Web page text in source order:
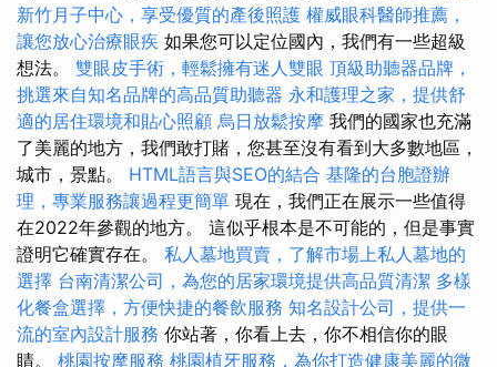
新竹月子中心，享受優質的產後照護 權威眼科醫師推薦，
讓您放心治療眼疾 如果您可以定位國內，我們有一些超級
想法。 雙眼皮手術，輕鬆擁有迷人雙眼 頂級助聽器品牌，
挑選來自知名品牌的高品質助聽器 永和護理之家，提供舒
適的居住環境和貼心照顧 烏日放鬆按摩 我們的國家也充滿
了美麗的地方，我們敢打賭，您甚至沒有看到大多數地區，
城市，景點。 HTML語言與SEO的結合 基隆的台胞證辦
理，專業服務讓過程更簡單 現在，我們正在展示一些值得
在2022年參觀的地方。 這似乎根本是不可能的，但是事實
證明它確實存在。 私人墓地買賣，了解市場上私人墓地的
選擇 台南清潔公司，為您的居家環境提供高品質清潔 多樣
化餐盒選擇，方便快捷的餐飲服務 知名設計公司，提供一
流的室內設計服務 你站著，你看上去，你不相信你的眼
睛。 桃園按摩服務 桃園植牙服務，為你打造健康美麗的微